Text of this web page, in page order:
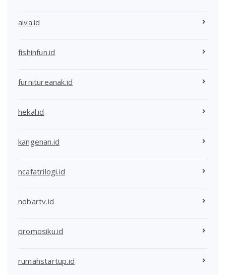
aiva.id
fishinfun.id
furnitureanak.id
hekal.id
kangenan.id
ncafatrilogi.id
nobartv.id
promosiku.id
rumahstartup.id